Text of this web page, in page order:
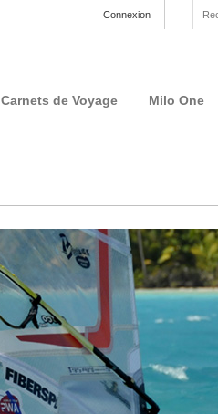
Connexion
Carnets de Voyage Milo One